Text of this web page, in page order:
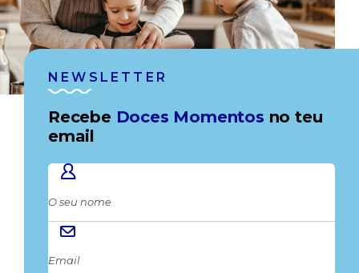
NEWSLETTER
Recebe Doces Momentos no teu
email